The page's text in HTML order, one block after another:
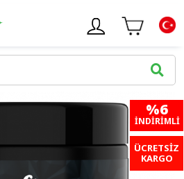
%6
İNDIRIMLI
ÜCRETSİZ
KARGO